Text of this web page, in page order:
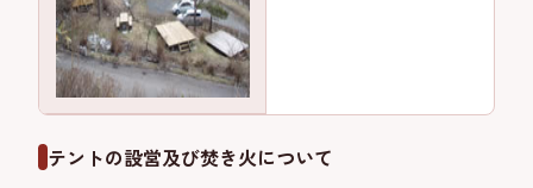
テントの設営及び焚き火について